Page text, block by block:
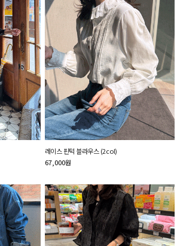
레이스 핀턱 블라우스 (2col)
67,000원